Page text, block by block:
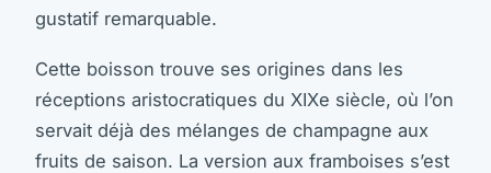
gustatif remarquable.
Cette boisson trouve ses origines dans les
réceptions aristocratiques du XIXe siècle, où l’on
servait déjà des mélanges de champagne aux
fruits de saison. La version aux framboises s’est